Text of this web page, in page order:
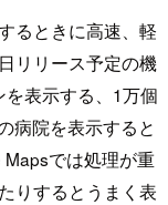
るときに高速、軽
リリース予定の機
表示する、1万個
病院を表示すると
では処理が重
りするとうまく表